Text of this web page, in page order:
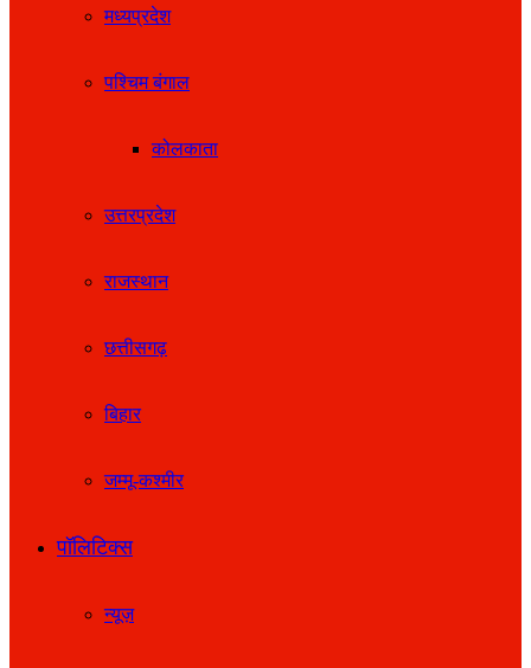
मध्यप्रदेश
पश्चिम बंगाल
कोलकाता
उत्तरप्रदेश
राजस्थान
छत्तीसगढ़
बिहार
जम्मू-कश्मीर
पॉलिटिक्स
न्यूज़